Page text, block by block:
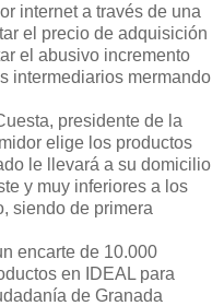
internet a través de una
el precio de adquisición
el abusivo incremento
intermediarios mermando
presidente de la
elige los productos
le llevará a su domicilio
y muy inferiores a los
siendo de primera
encarte de 10.000
en IDEAL para
de Granada